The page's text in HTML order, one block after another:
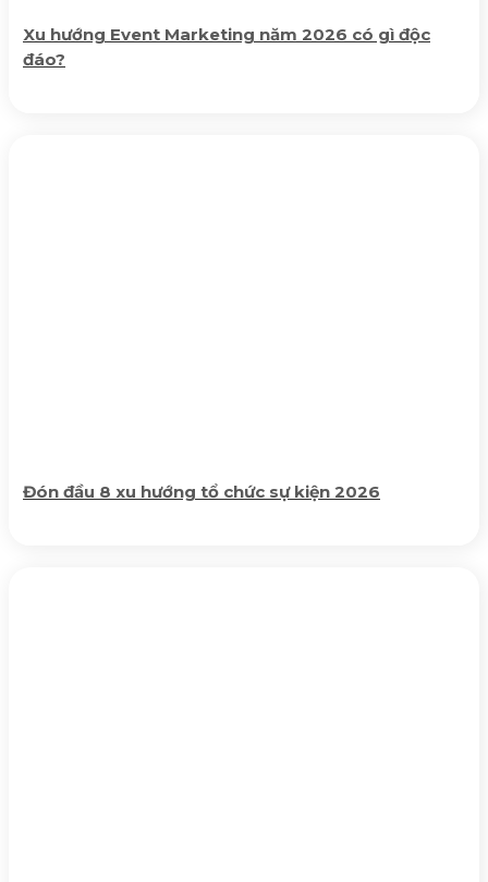
Xu hướng Event Marketing năm 2026 có gì độc
đáo?
Đón đầu 8 xu hướng tổ chức sự kiện 2026